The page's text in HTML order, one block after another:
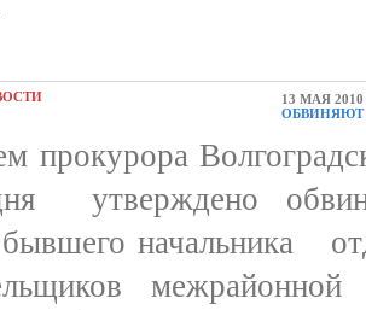
13 МАЯ
ОБВИНЯЮТ
прокурора
утверждено
начальника